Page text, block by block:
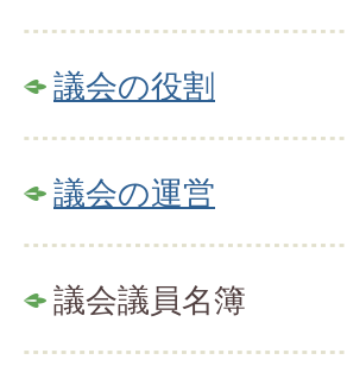
議会の役割
議会の運営
議会議員名簿